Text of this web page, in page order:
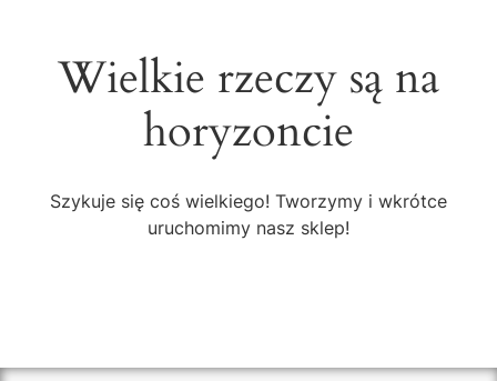
Wielkie rzeczy są na
horyzoncie
Szykuje się coś wielkiego! Tworzymy i wkrótce
uruchomimy nasz sklep!